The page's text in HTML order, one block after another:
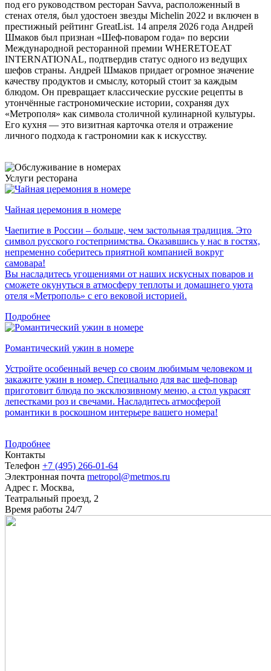
под его руководством ресторан Savva, расположенный в
стенах отеля, был удостоен звезды Michelin 2022 и включен в
престижный рейтинг GreatList. 14 апреля 2026 года Андрей
Шмаков был признан «Шеф-поваром года» по версии
Международной ресторанной премии WHERETOEAT
INTERNATIONAL, подтвердив статус одного из ведущих
шефов страны. Андрей Шмаков придает огромное значение
качеству продуктов и смыслу, который стоит за каждым
блюдом. Он превращает классические русские рецепты в
утончённые гастрономические истории, сохраняя дух
«Метрополя» как символа столичной кулинарной культуры.
Его кухня — это визитная карточка отеля и отражение
личного подхода к гастрономии как к искусству.
Услуги ресторана
Чайная церемония в номере
Чаепитие в России – больше, чем застольная традиция. Это
символ русского гостеприимства. Оказавшись у нас в гостях,
непременно соберитесь приятной компанией вокруг
самовара!
Вы насладитесь угощениями от наших искусных поваров и
сможете окунуться в атмосферу теплоты и домашнего уюта
отеля «Метрополь» с его вековой историей.
Подробнее
Романтический ужин в номере
Устройте особенный вечер со своим любимым человеком и
закажите ужин в номер. Специально для вас шеф-повар
приготовит блюда по эксклюзивному меню, а стол украсят
лепестками роз и свечами. Насладитесь атмосферой
романтики в роскошном интерьере вашего номера!
Подробнее
Контакты
Телефон +7 (495) 266-01-64
Электронная почта metropol@metmos.ru
Адрес г. Москва,
Театральный проезд, 2
Время работы 24/7